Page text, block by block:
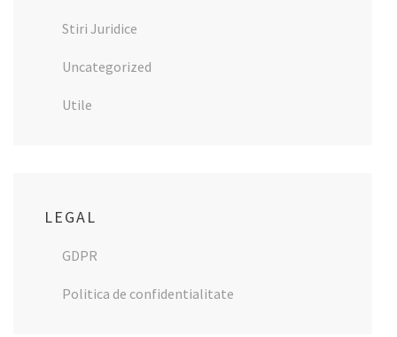
Stiri Juridice
Uncategorized
Utile
LEGAL
GDPR
Politica de confidentialitate